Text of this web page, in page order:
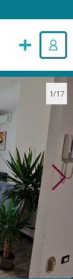
1/17